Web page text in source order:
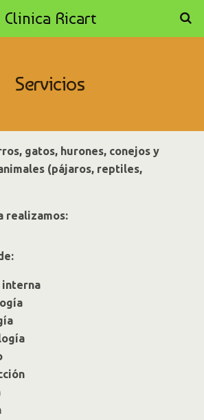
Clinica Ricart
Servicios
gatos, hurones, conejos y
(pájaros, reptiles,
realizamos: